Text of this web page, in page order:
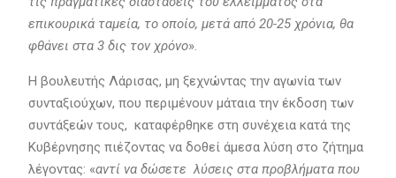
επικουρικά ταμεία, το οποίο, μετά από 20-25 χρόνια, θα
φθάνει στα 3 δις τον χρόνο».
Η βουλευτής Λάρισας, μη ξεχνώντας την αγωνία των
συνταξιούχων, που περιμένουν μάταια την έκδοση των
συντάξεών τους, καταφέρθηκε στη συνέχεια κατά της
Κυβέρνησης πιέζοντας να δοθεί άμεσα λύση στο ζήτημα
λέγοντας: «αντί να δώσετε λύσεις στα προβλήματα που